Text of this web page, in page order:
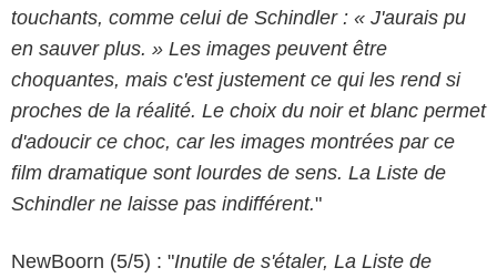
touchants, comme celui de Schindler : « J'aurais pu
en sauver plus. » Les images peuvent être
choquantes, mais c'est justement ce qui les rend si
proches de la réalité. Le choix du noir et blanc permet
d'adoucir ce choc, car les images montrées par ce
film dramatique sont lourdes de sens. La Liste de
Schindler ne laisse pas indifférent."
NewBoorn (5/5) : "Inutile de s'étaler, La Liste de